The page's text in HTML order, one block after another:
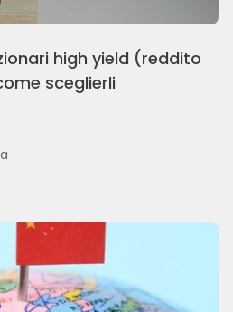
high yield (reddito
sceglierli